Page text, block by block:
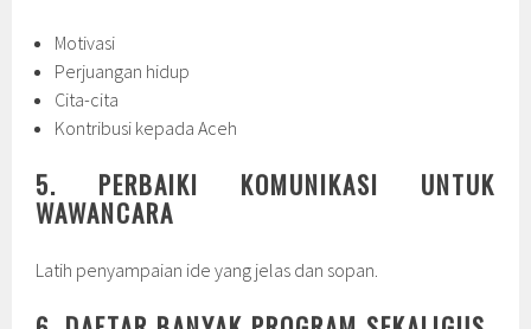
Motivasi
Perjuangan hidup
Cita-cita
Kontribusi kepada Aceh
5. PERBAIKI KOMUNIKASI UNTUK
WAWANCARA
Latih penyampaian ide yang jelas dan sopan.